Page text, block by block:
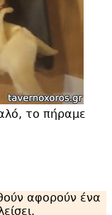
το πήραμε
αφορούν ένα